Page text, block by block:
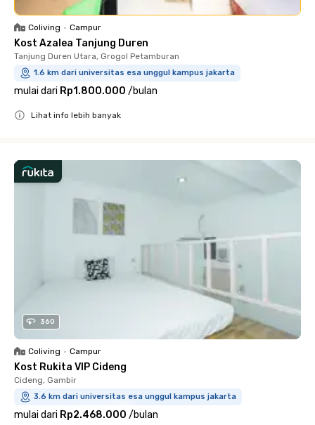
Coliving • Campur
Kost Azalea Tanjung Duren
Tanjung Duren Utara, Grogol Petamburan
1.6 km dari universitas esa unggul kampus jakarta
mulai dari Rp1.800.000 /bulan
Lihat info lebih banyak
360
Coliving • Campur
Kost Rukita VIP Cideng
Cideng, Gambir
3.6 km dari universitas esa unggul kampus jakarta
mulai dari Rp2.468.000 /bulan